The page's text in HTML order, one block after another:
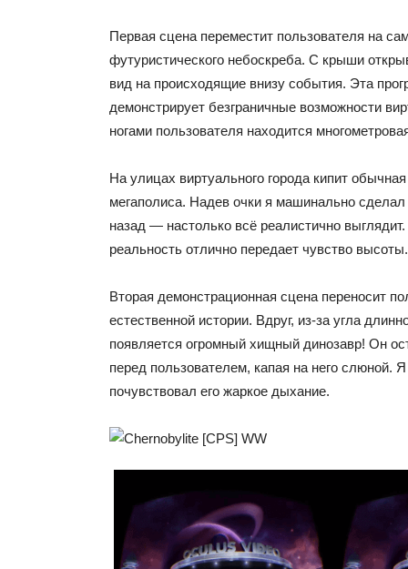
Первая сцена переместит пользователя на
футуристического небоскреба. С крыши
вид на происходящие внизу события. Эта
демонстрирует безграничные возможности
ногами пользователя находится
На улицах виртуального города кипит
мегаполиса. Надев очки я машинально сделал
назад — настолько всё реалистично
реальность отлично передает чувство высоты.
Вторая демонстрационная сцена переносит
естественной истории. Вдруг, из-за угла
появляется огромный хищный динозавр! Он
перед пользователем, капая на него слюной. Я
почувствовал его жаркое дыхание.